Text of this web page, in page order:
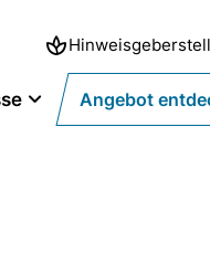
Angebot